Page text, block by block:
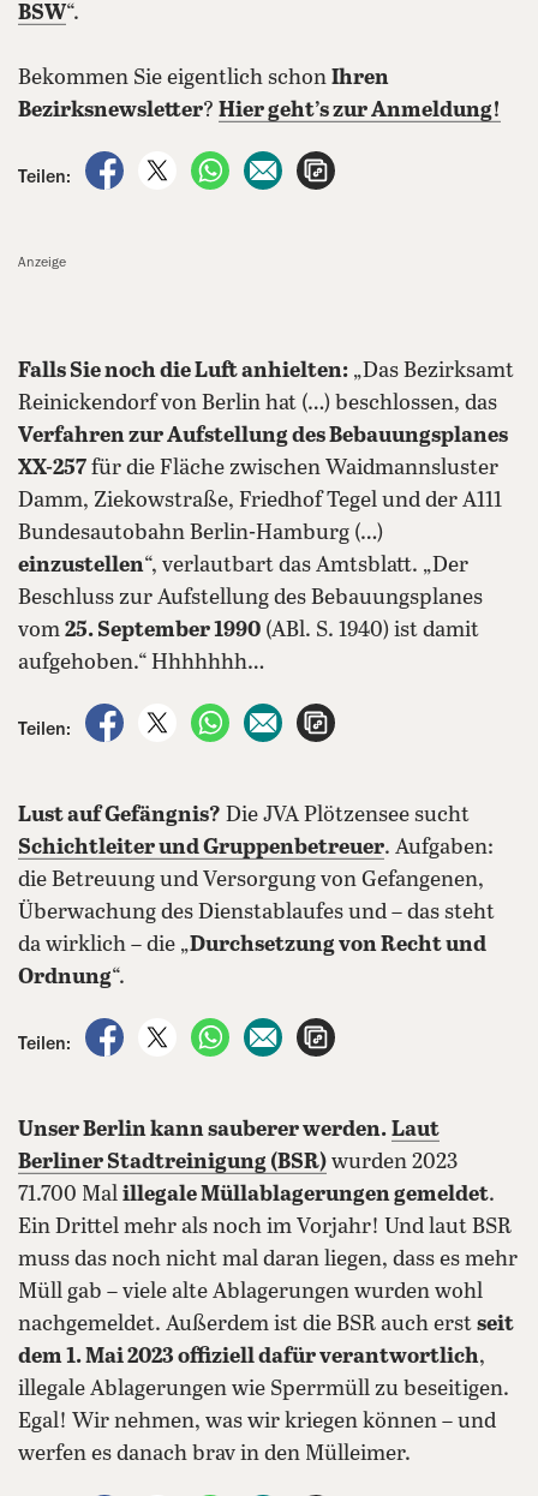
BSW“.
Bekommen Sie eigentlich schon Ihren
Bezirksnewsletter? Hier geht’s zur Anmeldung!
Teilen:
auf Facebook teilen
auf X teilenper WhatsApp teilen
per E-Mail teilen
Anzeige
Falls Sie noch die Luft anhielten: „Das Bezirksamt
Reinickendorf von Berlin hat (…) beschlossen, das
Verfahren zur Aufstellung des Bebauungsplanes
XX-257 für die Fläche zwischen Waidmannsluster
Damm, Ziekowstraße, Friedhof Tegel und der A111
Bundesautobahn Berlin-Hamburg (…)
einzustellen“, verlautbart das Amtsblatt. „Der
Beschluss zur Aufstellung des Bebauungsplanes
vom 25. September 1990 (ABl. S. 1940) ist damit
aufgehoben.“ Hhhhhhh…
Teilen:
auf Facebook teilen
auf X teilenper WhatsApp teilen
per E-Mail teilen
Lust auf Gefängnis? Die JVA Plötzensee sucht
Schichtleiter und Gruppenbetreuer. Aufgaben:
die Betreuung und Versorgung von Gefangenen,
Überwachung des Dienstablaufes und – das steht
da wirklich – die „Durchsetzung von Recht und
Ordnung“.
Teilen:
auf Facebook teilen
auf X teilenper WhatsApp teilen
per E-Mail teilen
Unser Berlin kann sauberer werden. Laut
Berliner Stadtreinigung (BSR) wurden 2023
71.700 Mal illegale Müllablagerungen gemeldet.
Ein Drittel mehr als noch im Vorjahr! Und laut BSR
muss das noch nicht mal daran liegen, dass es mehr
Müll gab – viele alte Ablagerungen wurden wohl
nachgemeldet. Außerdem ist die BSR auch erst seit
dem 1. Mai 2023 offiziell dafür verantwortlich,
illegale Ablagerungen wie Sperrmüll zu beseitigen.
Egal! Wir nehmen, was wir kriegen können – und
werfen es danach brav in den Mülleimer.